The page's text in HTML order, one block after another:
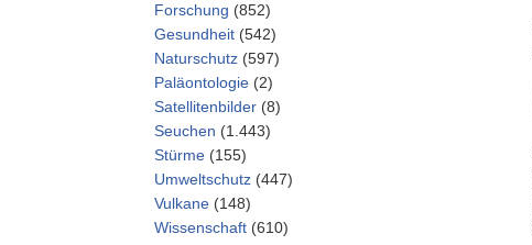
Forschung (852)
Gesundheit (542)
Naturschutz (597)
Paläontologie (2)
Satellitenbilder (8)
Seuchen (1.443)
Stürme (155)
Umweltschutz (447)
Vulkane (148)
Wissenschaft (610)